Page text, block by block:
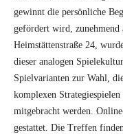
gewinnt die persönliche
gefördert wird,
Heimstättenstraße 24,
dieser analogen
Spielvarianten zur Wahl,
komplexen
mitgebracht werden.
gestattet. Die Treffen